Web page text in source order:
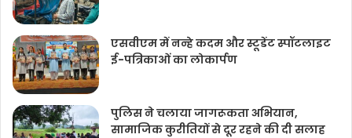
एसवीएम में नन्हे कदम और स्टूडेंट स्पॉटलाइट
ई-पत्रिकाओं का लोकार्पण
पुलिस ने चलाया जागरूकता अभियान,
सामाजिक कुरीतियों से दूर रहने की दी सलाह